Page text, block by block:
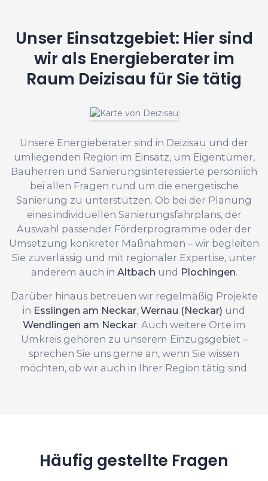
Unser Einsatzgebiet: Hier sind
wir als Energieberater im
Raum Deizisau für Sie tätig
Unsere Energieberater sind in Deizisau und der
umliegenden Region im Einsatz, um Eigentümer,
Bauherren und Sanierungsinteressierte persönlich
bei allen Fragen rund um die energetische
Sanierung zu unterstützen. Ob bei der Planung
eines individuellen Sanierungsfahrplans, der
Auswahl passender Förderprogramme oder der
Umsetzung konkreter Maßnahmen – wir begleiten
Sie zuverlässig und mit regionaler Expertise, unter
anderem auch in Altbach und Plochingen.
Darüber hinaus betreuen wir regelmäßig Projekte
in Esslingen am Neckar, Wernau (Neckar) und
Wendlingen am Neckar. Auch weitere Orte im
Umkreis gehören zu unserem Einzugsgebiet –
sprechen Sie uns gerne an, wenn Sie wissen
möchten, ob wir auch in Ihrer Region tätig sind.
Häufig gestellte Fragen